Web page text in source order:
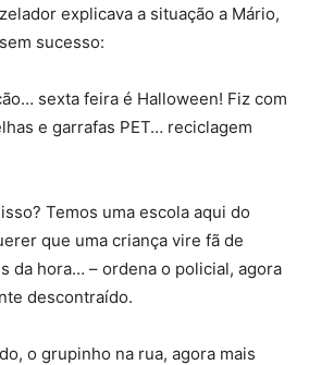
explicava a situação a Mário,
sucesso:
sexta feira é Halloween! Fiz com
e garrafas PET… reciclagem
Temos uma escola aqui do
que uma criança vire fã de
da hora… – ordena o policial, agora
descontraído.
o grupinho na rua, agora mais